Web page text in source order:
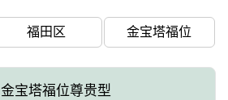
福田区 金宝塔福位
金宝塔福位尊贵型